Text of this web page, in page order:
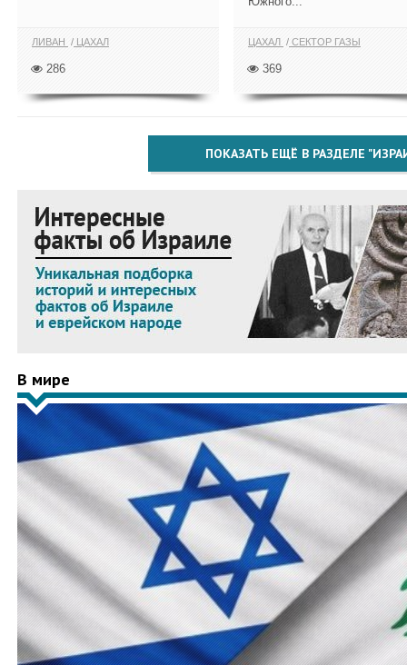
ЛИВАН ЦАХАЛ
286
ЦАХАЛ СЕКТОР ГАЗЫ
369
ПОКАЗАТЬ ЕЩЁ В РАЗДЕЛЕ
В мире